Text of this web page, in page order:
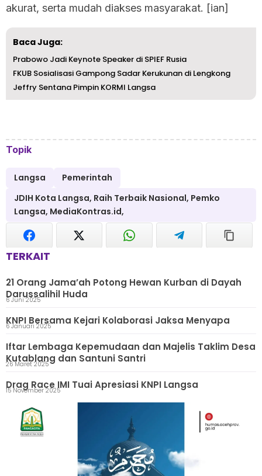
akurat, serta mudah diakses masyarakat. [ian]
Baca Juga:
Prabowo Jadi Keynote Speaker di SPIEF Rusia
FKUB Sosialisasi Gampong Sadar Kerukunan di Lengkong
Jeffry Sentana Pimpin KORMI Langsa
Topik
Langsa
Pemerintah
JDIH Kota Langsa, Raih Terbaik Nasional, Pemko
Langsa, MediaKontras.id,
TERKAIT
21 Orang Jama’ah Potong Hewan Kurban di Dayah
Darussalihil Huda
6 Juni 2025
KNPI Bersama Kejari Kolaborasi Jaksa Menyapa
6 Januari 2025
Iftar Lembaga Kepemudaan dan Majelis Taklim Desa
Kutablang dan Santuni Santri
26 Maret 2025
Drag Race IMI Tuai Apresiasi KNPI Langsa
15 November 2025